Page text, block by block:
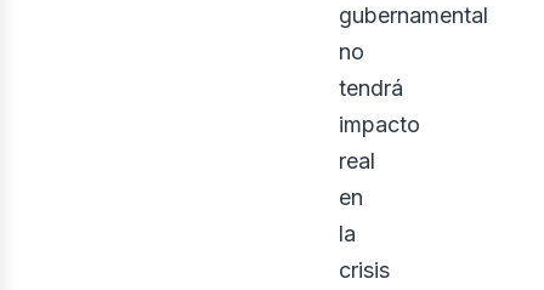
gubernamental
no
tendrá
impacto
real
en
la
crisis